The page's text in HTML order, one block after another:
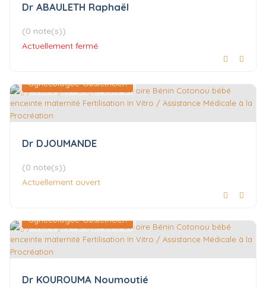
Dr ABAULETH Raphaël
(0 note(s))
Actuellement fermé
Gynécologue-Obstétricien
Dr DJOUMANDE
(0 note(s))
Actuellement ouvert
Gynécologue-Obstétricien
Dr KOUROUMA Noumoutié